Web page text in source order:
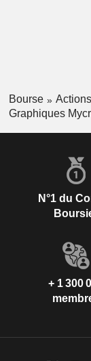
Bourse Actions
Graphiques
N°1 du
+ 1 300